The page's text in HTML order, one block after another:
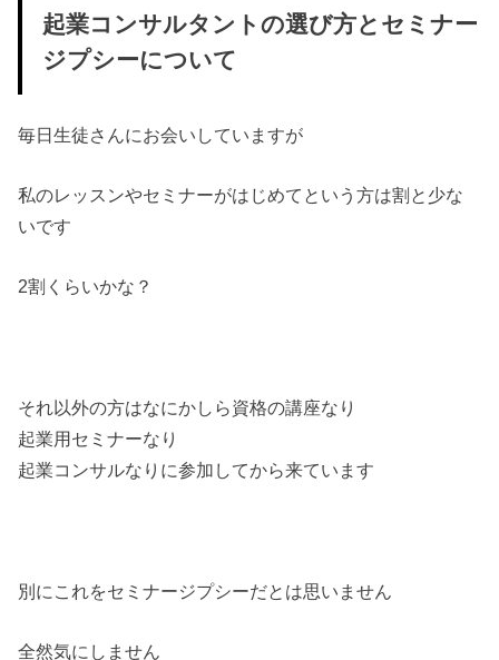
起業コンサルタントの選び方とセミナー
ジプシーについて
毎日生徒さんにお会いしていますが
私のレッスンやセミナーがはじめてという方は割と少な
いです
2割くらいかな？
それ以外の方はなにかしら資格の講座なり
起業用セミナーなり
起業コンサルなりに参加してから来ています
別にこれをセミナージプシーだとは思いません
全然気にしません